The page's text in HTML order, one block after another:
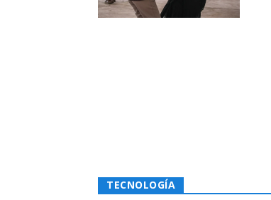
TECNOLOGÍA